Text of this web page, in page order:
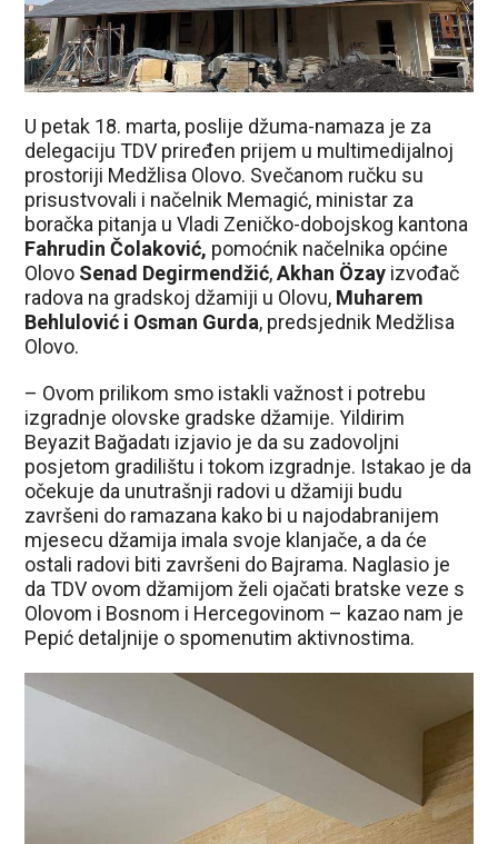
U petak 18. marta, poslije džuma-namaza je za
delegaciju TDV priređen prijem u multimedijalnoj
prostoriji Medžlisa Olovo. Svečanom ručku su
prisustvovali i načelnik Memagić, ministar za
boračka pitanja u Vladi Zeničko-dobojskog kantona
Fahrudin Čolaković, pomoćnik načelnika općine
Olovo Senad Degirmendžić,Akhan Özay izvođač
radova na gradskoj džamiji u Olovu, Muharem
Behlulović i Osman Gurda, predsjednik Medžlisa
Olovo.
– Ovom prilikom smo istakli važnost i potrebu
izgradnje olovske gradske džamije. Yildirim
Beyazit Bağadatı izjavio je da su zadovoljni
posjetom gradilištu i tokom izgradnje. Istakao je da
očekuje da unutrašnji radovi u džamiji budu
završeni do ramazana kako bi u najodabranijem
mjesecu džamija imala svoje klanjače, a da će
ostali radovi biti završeni do Bajrama. Naglasio je
da TDV ovom džamijom želi ojačati bratske veze s
Olovom i Bosnom i Hercegovinom – kazao nam je
Pepić detaljnije o spomenutim aktivnostima.